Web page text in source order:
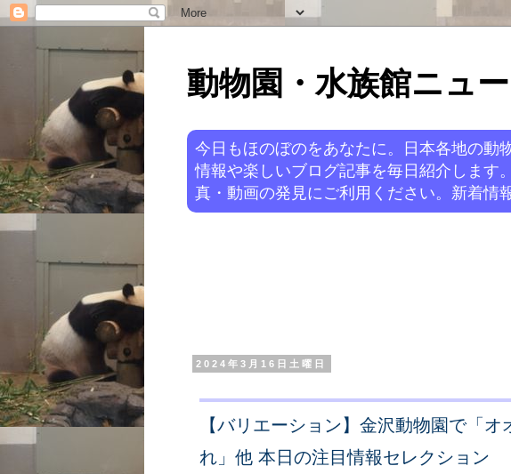
動物園・水族館ニュ
今日もほのぼのをあなたに。日本各地の動
情報や楽しいブログ記事を毎日紹介します
真・動画の発見にご利用ください。新着情
2024年3月16日土曜日
【バリエーション】金沢動物園で「
れ」他 本日の注目情報セレクション